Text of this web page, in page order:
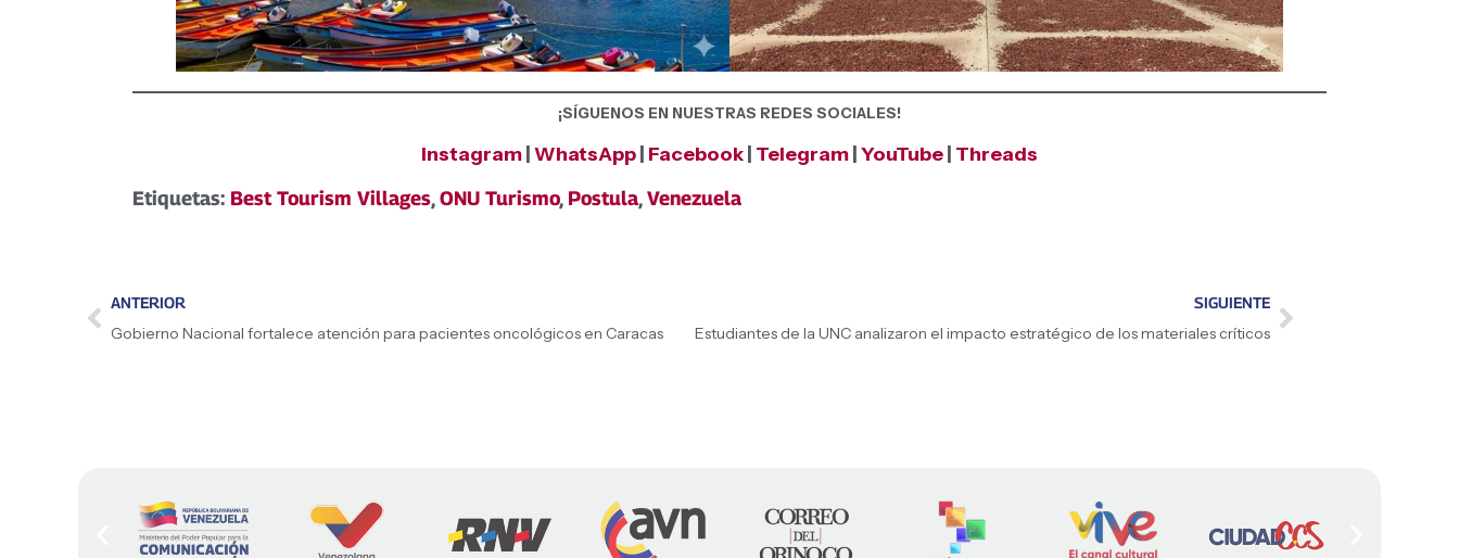
¡SÍGUENOS EN NUESTRAS REDES SOCIALES!
Instagram WhatsApp Facebook Telegram YouTube Threads
Etiquetas: Best Tourism Villages,ONU Turismo, Postula,Venezuela
ANTERIOR
Gobierno Nacional fortalece atención para pacientes oncológicos en Caracas
SIGUIENTE
Estudiantes de la UNC analizaron el impacto estratégico de los materiales críticos